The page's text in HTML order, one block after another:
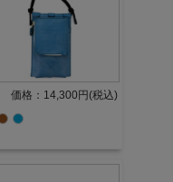
価格：14,300円(税込)